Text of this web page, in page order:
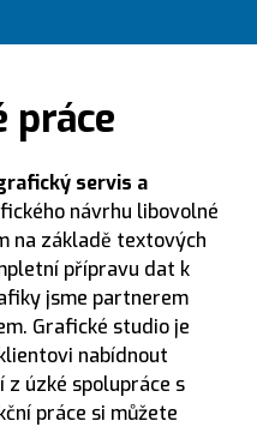
práce
servis a
návrhu libovolné
na základě textových
přípravu dat k
jsme partnerem
Grafické studio je
nabídnout
úzké spolupráce s
práce si můžete